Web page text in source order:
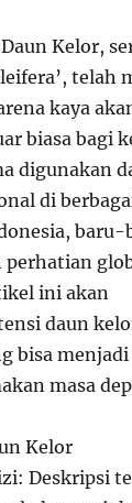
Kelor,
telah
kaya
biasa bagi
digunakan
di
baru-
ini akan
daun
bisa menjadi
masa
Kelor
Deskripsi